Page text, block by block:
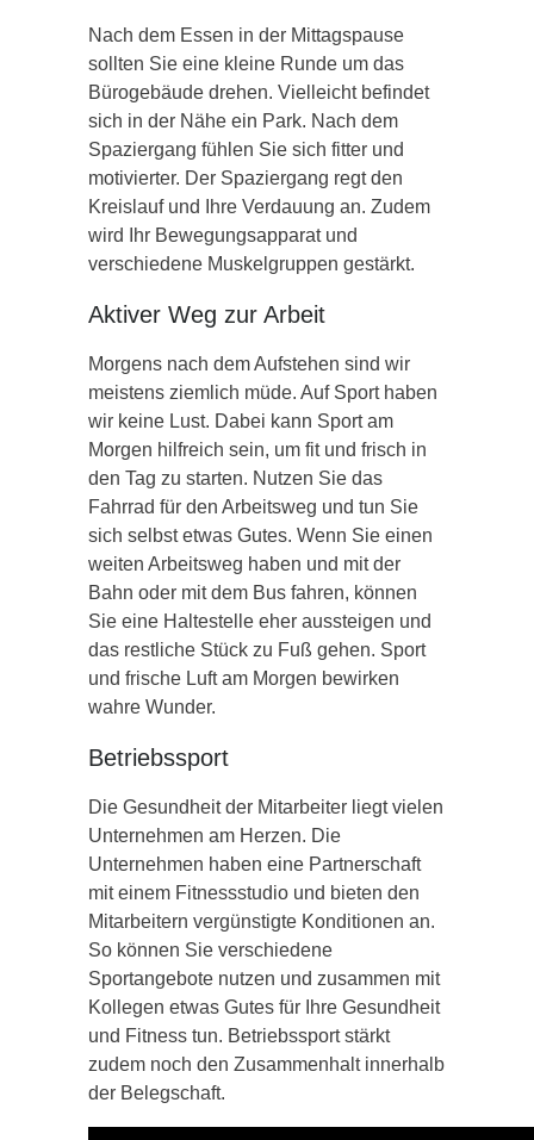
Nach dem Essen in der Mittagspause
sollten Sie eine kleine Runde um das
Bürogebäude drehen. Vielleicht befindet
sich in der Nähe ein Park. Nach dem
Spaziergang fühlen Sie sich fitter und
motivierter. Der Spaziergang regt den
Kreislauf und Ihre Verdauung an. Zudem
wird Ihr Bewegungsapparat und
verschiedene Muskelgruppen gestärkt.
Aktiver Weg zur Arbeit
Morgens nach dem Aufstehen sind wir
meistens ziemlich müde. Auf Sport haben
wir keine Lust. Dabei kann Sport am
Morgen hilfreich sein, um fit und frisch in
den Tag zu starten. Nutzen Sie das
Fahrrad für den Arbeitsweg und tun Sie
sich selbst etwas Gutes. Wenn Sie einen
weiten Arbeitsweg haben und mit der
Bahn oder mit dem Bus fahren, können
Sie eine Haltestelle eher aussteigen und
das restliche Stück zu Fuß gehen. Sport
und frische Luft am Morgen bewirken
wahre Wunder.
Betriebssport
Die Gesundheit der Mitarbeiter liegt vielen
Unternehmen am Herzen. Die
Unternehmen haben eine Partnerschaft
mit einem Fitnessstudio und bieten den
Mitarbeitern vergünstigte Konditionen an.
So können Sie verschiedene
Sportangebote nutzen und zusammen mit
Kollegen etwas Gutes für Ihre Gesundheit
und Fitness tun. Betriebssport stärkt
zudem noch den Zusammenhalt innerhalb
der Belegschaft.